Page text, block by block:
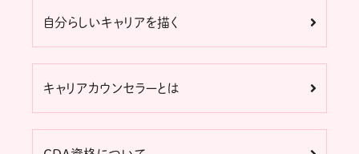
自分らしいキャリアを描く
キャリアカウンセラーとは